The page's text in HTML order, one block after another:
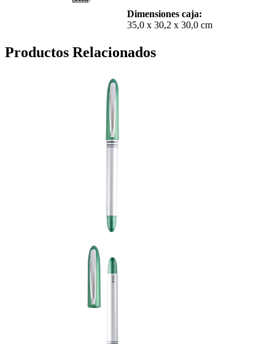
Dimensiones caja:
35,0 x 30,2 x 30,0 cm
Productos Relacionados